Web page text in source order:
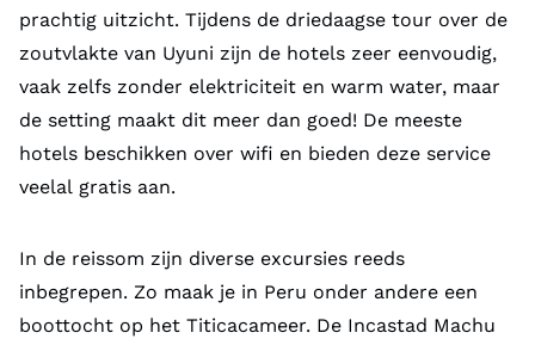
prachtig uitzicht. Tijdens de driedaagse tour over de
zoutvlakte van Uyuni zijn de hotels zeer eenvoudig,
vaak zelfs zonder elektriciteit en warm water, maar
de setting maakt dit meer dan goed! De meeste
hotels beschikken over wifi en bieden deze service
veelal gratis aan.
In de reissom zijn diverse excursies reeds
inbegrepen. Zo maak je in Peru onder andere een
boottocht op het Titicacameer. De Incastad Machu